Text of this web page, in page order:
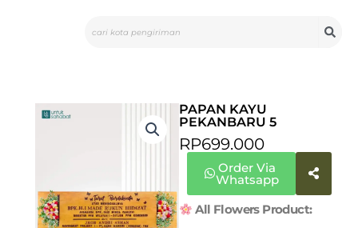
PAPAN KAYU
PEKANBARU 5
RP699.000
Order Via
Whatsapp
All Flowers Product: